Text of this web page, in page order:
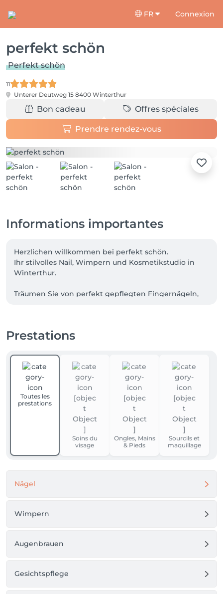
FR Connexion
perfekt schön
Perfekt schön
11
Unterer Deutweg 15 8400 Winterthur
Bon cadeau Offres spéciales
Prendre rendez-vous
Informations importantes
Herzlichen willkommen bei perfekt schön.
Ihr stilvolles Nail, Wimpern und Kosmetikstudio in
Winterthur.
Träumen Sie von perfekt gepflegten Fingernägeln,
Dann beginnt Ihre Beautyreise genau hier -
Corinne & Yvonne
Prestations
Toutes les
prestations
Soins du
visage
Ongles, Mains
& Pieds
Sourcils et
maquillage
Nägel
Wimpern
Augenbrauen
Gesichtspflege